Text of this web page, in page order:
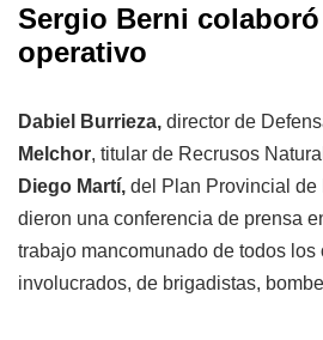
Sergio Berni
operativo
Dabiel Burrieza, director de
Melchor, titular de Recrusos
Diego Martí, del Plan Provincial de
dieron una conferencia de prensa
trabajo mancomunado de todos los
involucrados, de brigadistas,